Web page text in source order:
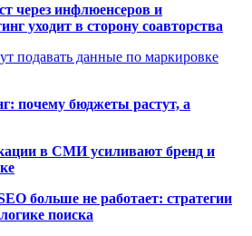
через инфлюенсеров и
уходит в сторону соавторства
подавать данные по маркировке
почему бюджеты растут, а
в СМИ усиливают бренд и
больше не работает: стратегии
поиска